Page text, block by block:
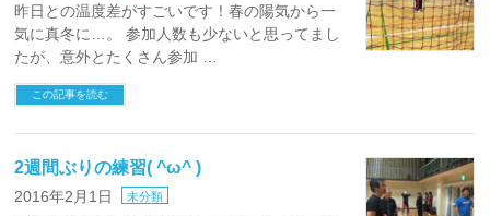
昨日との温度差がすごいです！春の陽気から一
気に真冬に…。 参加人数も少ないと思ってまし
たが、意外とたくさん参加 …
この記事を読む
2週間ぶりの練習( ^ω^ )
2016年2月1日 未分類